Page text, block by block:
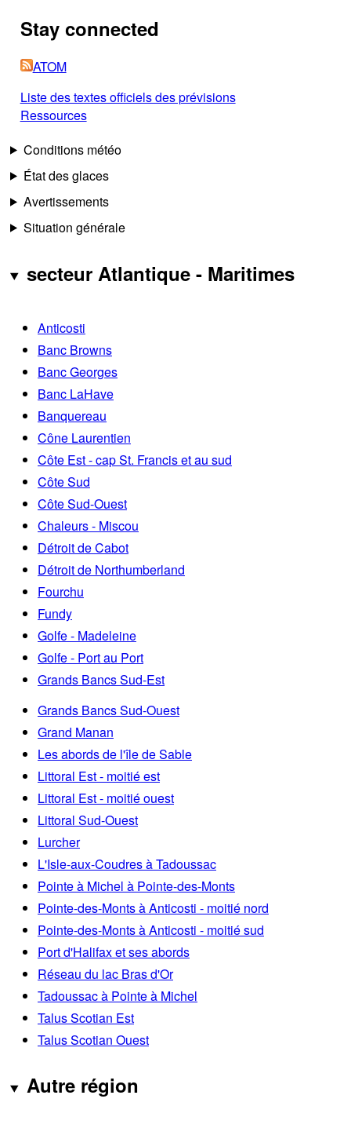
Stay connected
ATOM
Liste des textes officiels des prévisions
Ressources
Conditions météo
État des glaces
Avertissements
Situation générale
secteur Atlantique - Maritimes
Anticosti
Banc Browns
Banc Georges
Banc LaHave
Banquereau
Cône Laurentien
Côte Est - cap St. Francis et au sud
Côte Sud
Côte Sud-Ouest
Chaleurs - Miscou
Détroit de Cabot
Détroit de Northumberland
Fourchu
Fundy
Golfe - Madeleine
Golfe - Port au Port
Grands Bancs Sud-Est
Grands Bancs Sud-Ouest
Grand Manan
Les abords de l'île de Sable
Littoral Est - moitié est
Littoral Est - moitié ouest
Littoral Sud-Ouest
Lurcher
L'Isle-aux-Coudres à Tadoussac
Pointe à Michel à Pointe-des-Monts
Pointe-des-Monts à Anticosti - moitié nord
Pointe-des-Monts à Anticosti - moitié sud
Port d'Halifax et ses abords
Réseau du lac Bras d'Or
Tadoussac à Pointe à Michel
Talus Scotian Est
Talus Scotian Ouest
Autre région